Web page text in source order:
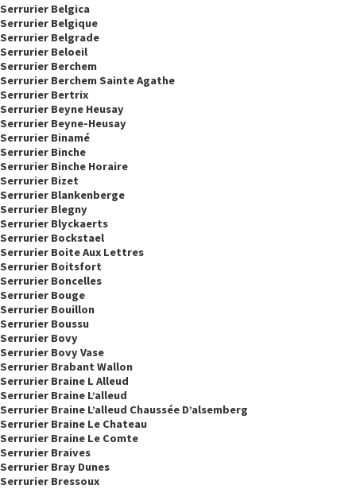
Serrurier Belgica
Serrurier Belgique
Serrurier Belgrade
Serrurier Beloeil
Serrurier Berchem
Serrurier Berchem Sainte Agathe
Serrurier Bertrix
Serrurier Beyne Heusay
Serrurier Beyne-Heusay
Serrurier Binamé
Serrurier Binche
Serrurier Binche Horaire
Serrurier Bizet
Serrurier Blankenberge
Serrurier Blegny
Serrurier Blyckaerts
Serrurier Bockstael
Serrurier Boite Aux Lettres
Serrurier Boitsfort
Serrurier Boncelles
Serrurier Bouge
Serrurier Bouillon
Serrurier Boussu
Serrurier Bovy
Serrurier Bovy Vase
Serrurier Brabant Wallon
Serrurier Braine L Alleud
Serrurier Braine L’alleud
Serrurier Braine L’alleud Chaussée D’alsemberg
Serrurier Braine Le Chateau
Serrurier Braine Le Comte
Serrurier Braives
Serrurier Bray Dunes
Serrurier Bressoux